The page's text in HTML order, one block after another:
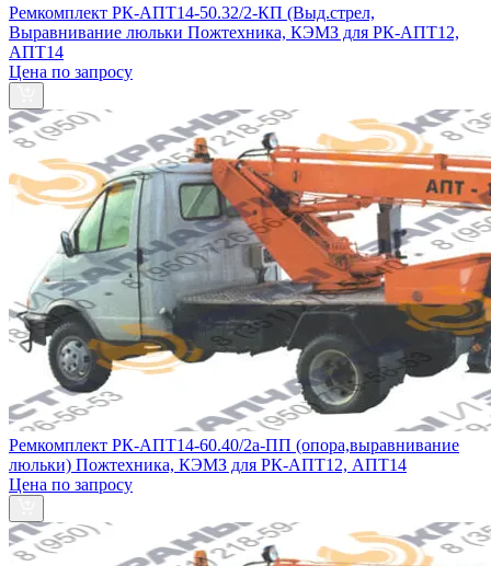
Ремкомплект РК-АПТ14-50.32/2-КП (Выд.стрел,
Выравнивание люльки Пожтехника, КЭМЗ для РК-АПТ12,
АПТ14
Цена по запросу
Ремкомплект РК-АПТ14-60.40/2а-ПП (опора,выравнивание
люльки) Пожтехника, КЭМЗ для РК-АПТ12, АПТ14
Цена по запросу